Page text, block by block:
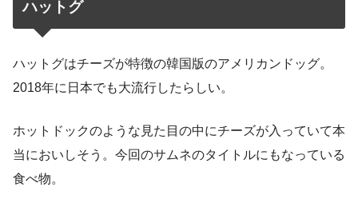
ハットグ
ハットグはチーズが特徴の韓国版のアメリカンドッグ。
2018年に日本でも大流行したらしい。
ホットドックのような見た目の中にチーズが入っていて本
当においしそう。今回のサムネのタイトルにもなっている
食べ物。